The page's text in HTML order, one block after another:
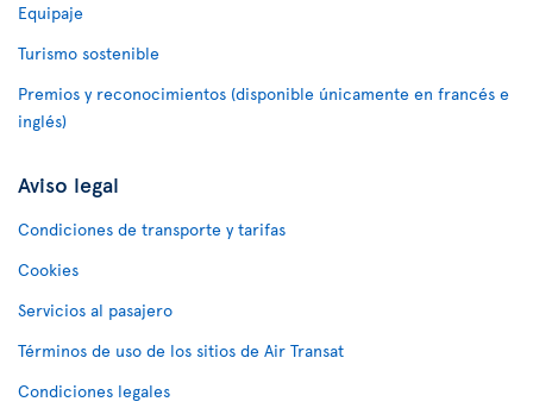
Equipaje
Turismo sostenible
Premios y reconocimientos (disponible únicamente en francés e
inglés)
Aviso legal
Condiciones de transporte y tarifas
Cookies
Servicios al pasajero
Términos de uso de los sitios de Air Transat
Condiciones legales